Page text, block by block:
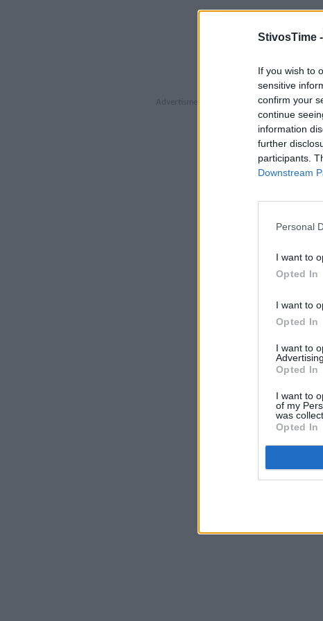
StivosTime -
If you wish to
sensitive
confirm your
continue
information
further
participants.
Downstream
Personal
I want to
Opted In
I want to
Opted In
I want to
Advertising.
Opted In
I want to
of my
was
Opted In